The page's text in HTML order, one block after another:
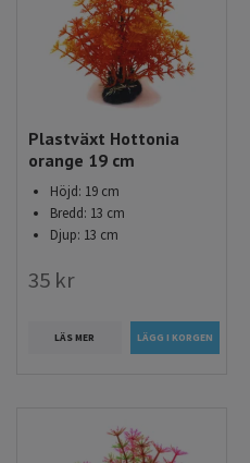
Plastväxt Hottonia
orange 19 cm
Höjd: 19 cm
Bredd: 13 cm
Djup: 13 cm
35 kr
LÄS MER